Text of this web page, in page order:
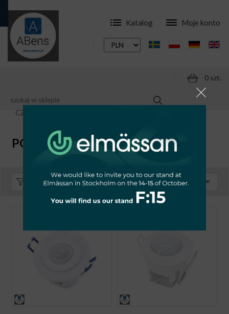
Katalog Moje konto
0 szt.
SKLEP
CZUJNIKI RUCHU - NA PODCZERWIEŃ
PODTYNKOWE
PODTYNKOWE
Sortuj: Domyślnie